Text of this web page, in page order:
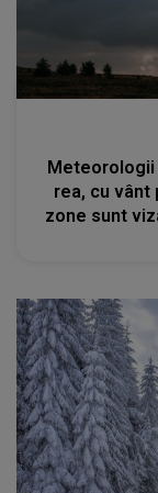
Meteorologii
rea, cu vânt
zone sunt